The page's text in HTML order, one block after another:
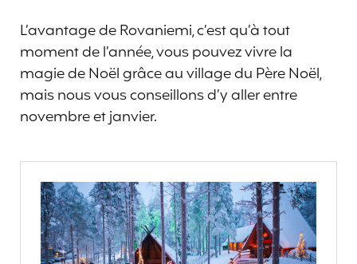
L’avantage de Rovaniemi, c’est qu’à tout
moment de l’année, vous pouvez vivre la
magie de Noël grâce au village du Père Noël,
mais nous vous conseillons d’y aller entre
novembre et janvier.